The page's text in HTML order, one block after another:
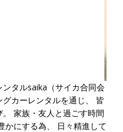
タルsaika（サイカ合同会
カーレンタルを通じ、 皆
家族・友人と過ごす時間
かにする為、 日々精進して